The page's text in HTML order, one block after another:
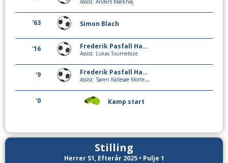
Assist: Anders Mørkhøj
'63 Simon Blach
'16 Frederik Pasfall Hansen
Assist: Lukas Tournebize
'9 Frederik Pasfall Hansen
Assist: Søren Kallesøe Mortensen
'0 Kamp start
Stilling
Herrer S1, Efterår 2025 • Pulje 1